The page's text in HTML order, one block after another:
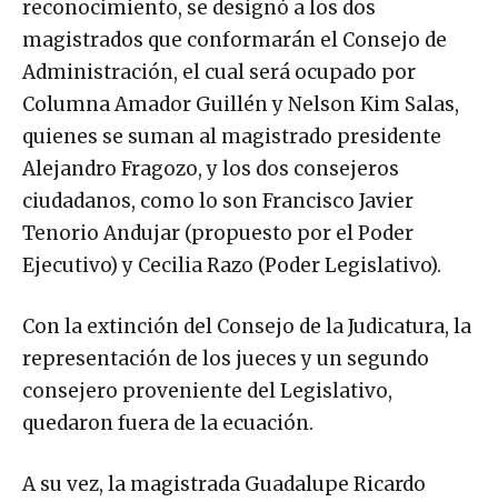
reconocimiento, se designó a los dos
magistrados que conformarán el Consejo de
Administración, el cual será ocupado por
Columna Amador Guillén y Nelson Kim Salas,
quienes se suman al magistrado presidente
Alejandro Fragozo, y los dos consejeros
ciudadanos, como lo son Francisco Javier
Tenorio Andujar (propuesto por el Poder
Ejecutivo) y Cecilia Razo (Poder Legislativo).
Con la extinción del Consejo de la Judicatura, la
representación de los jueces y un segundo
consejero proveniente del Legislativo,
quedaron fuera de la ecuación.
A su vez, la magistrada Guadalupe Ricardo